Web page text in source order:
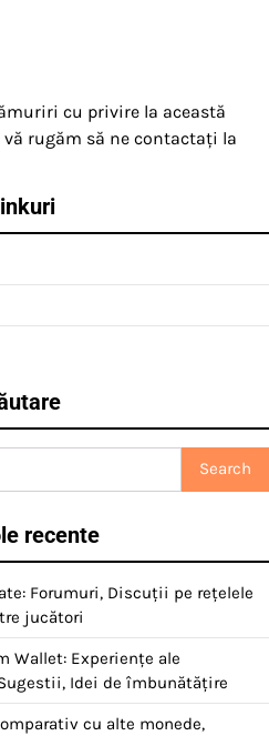
cu privire la această
rugăm să ne contactați la
recente
Forumuri, Discuții pe rețelele
jucători
Wallet: Experiențe ale
Idei de îmbunătățire
cu alte monede,